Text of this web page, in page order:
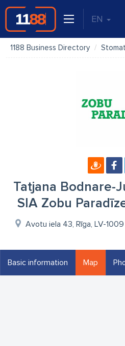
EN
1188 Business Directory
Tatjana Bodnare-
SIA Zobu
Avotu iela 43, Rīga, LV-1009
Basic information Map